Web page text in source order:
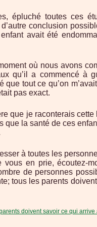
épluché toutes ces
conclusion
avait été
où nous avons
qu’il a commencé à
que tout ce qu’on
pas exact.
que je raconterais
que la santé de ces
à toutes les
en prie, écoutez-
de personnes
tous les parents